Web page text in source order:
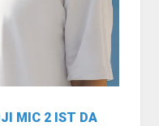
MIC 2 IST DA